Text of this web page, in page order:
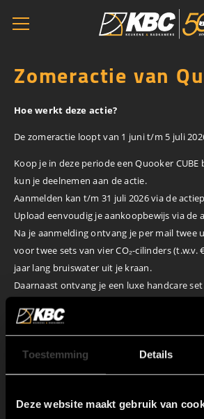
Toestemming Details
Deze website maakt gebruik van
Zomeractie van
Hoe werkt deze actie?
De zomeractie loopt van 1 juni t/m 5 juli
Koop je in deze periode een Quooker CUBE
kun je deelnemen aan de actie.
Aanmelden kan t/m 31 juli 2026 via de
Upload eenvoudig je aankoopbewijs via de
Na je aanmelding ontvang je per mail twee
voor twee sets van vier CO₂-cilinders (t.w.v.
jaar lang bruiswater uit je kraan.
Daarnaast ontvang je een luxe handcare
verzorgd tuinfeest van Quooker voor 20
Het maakt niet uit wanneer de CUBE
aankoop maar binnen de actieperiode valt.
De kortingscodes zijn geldig tot en met 1